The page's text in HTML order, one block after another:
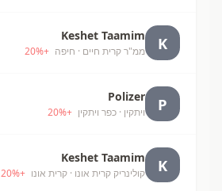
K
Keshet Taamim
ממ"ר קרית חיים · חיפה +
20%
P
Polizer
ויתקין · כפר ויתקין +
20%
K
Keshet Taamim
קולינריק קרית אונו · קרית אונו +
20%